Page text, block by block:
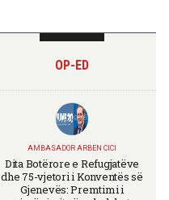
OP-ED
AMBASADOR ARBEN CICI
Dita Botërore e Refugjatëve
dhe 75-vjetori i Konventës së
Gjenevës: Premtimi i